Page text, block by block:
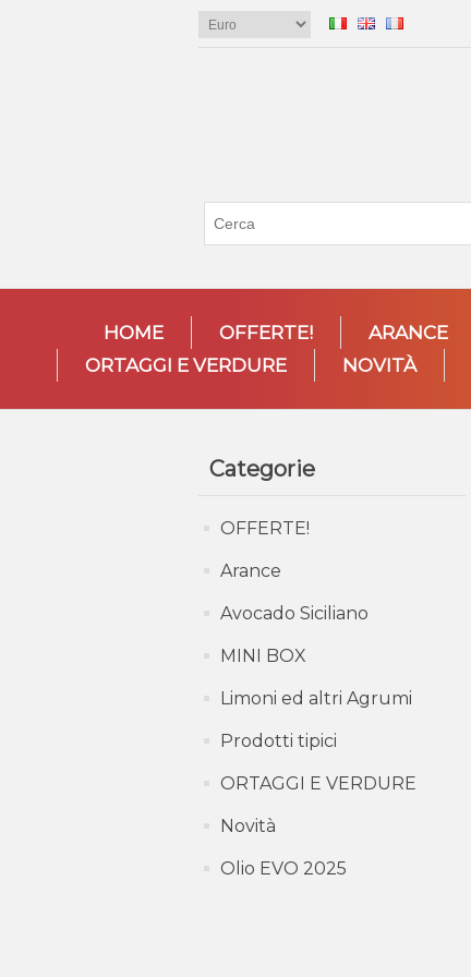
HOME OFFERTE! ARANCE
ORTAGGI E VERDURE
NOVITÀ
Categorie
OFFERTE!
Arance
Avocado Siciliano
MINI BOX
Limoni ed altri Agrumi
Prodotti tipici
ORTAGGI E VERDURE
Novità
Olio EVO 2025